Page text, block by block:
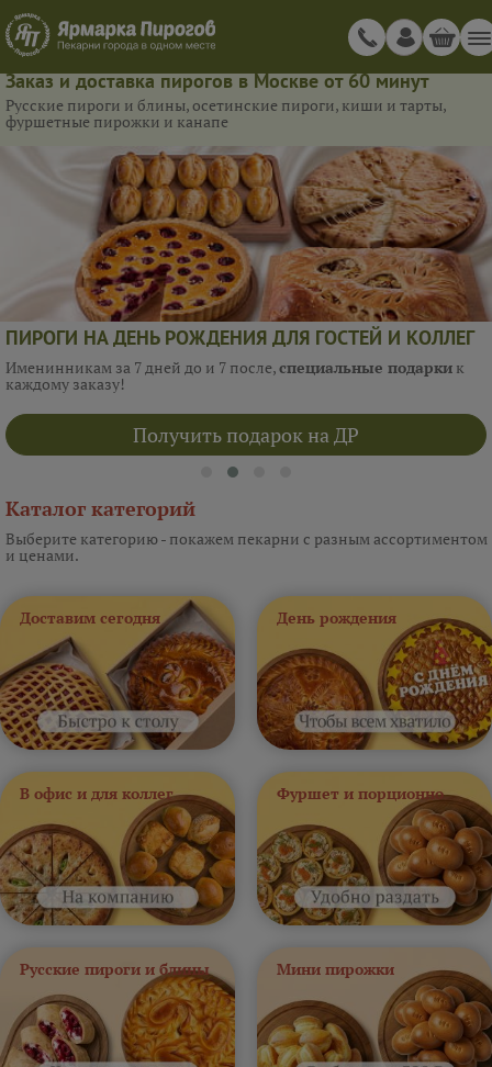
Заказ и доставка пирогов в Москве от 60 минут
Русские пироги и блины, осетинские пироги, киши и тарты,
фуршетные пирожки и канапе
ПИРОГИ НА ДЕНЬ РОЖДЕНИЯ ДЛЯ ГОСТЕЙ И КОЛЛЕГ
Именинникам за 7 дней до и 7 после,специальные подарки к
каждому заказу!
Получить подарок на ДР
Каталог категорий
Выберите категорию - покажем пекарни с разным ассортиментом
и ценами.
Доставим сегодня День рождения
В офис и для коллег Фуршет и порционно
Русские пироги и блины Мини пирожки